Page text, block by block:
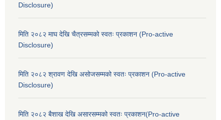
Disclosure)
मिति २०८२ माघ देखि चैत्रसम्मको स्वतः प्रकाशन (Pro-active
Disclosure)
मिति २०८२ श्रावण देखि असोजसम्मको स्वतः प्रकाशन (Pro-active
Disclosure)
मिति २०८२ बैशाख देखि असारसम्मको स्वतः प्रकाशन(Pro-active